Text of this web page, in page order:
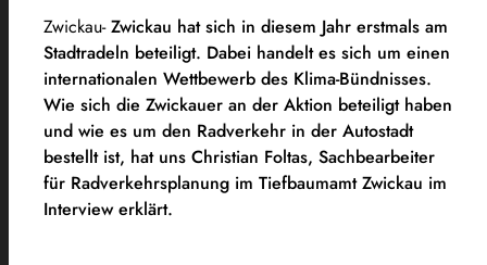
Zwickau-Zwickau hat sich in diesem Jahr erstmals am
Stadtradeln beteiligt. Dabei handelt es sich um einen
internationalen Wettbewerb des Klima-Bündnisses.
Wie sich die Zwickauer an der Aktion beteiligt haben
und wie es um den Radverkehr in der Autostadt
bestellt ist, hat uns Christian Foltas, Sachbearbeiter
für Radverkehrsplanung im Tiefbaumamt Zwickau im
Interview erklärt.